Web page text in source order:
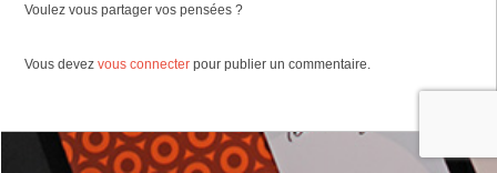
Voulez vous partager vos pensées ?
Vous devezvous connecter pour publier un commentaire.